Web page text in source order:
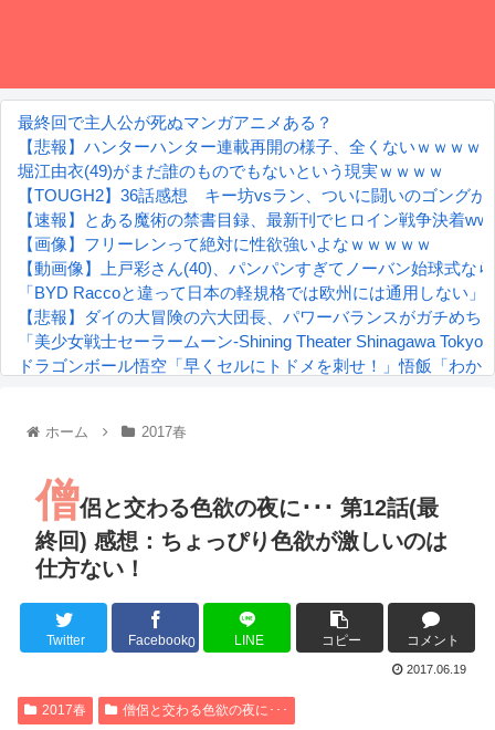
最終回で主人公が死ぬマンガアニメある？
【悲報】ハンターハンター連載再開の様子、全くないｗｗｗｗ
堀江由衣(49)がまだ誰のものでもないという現実ｗｗｗｗ
【TOUGH2】36話感想 キー坊vsラン、ついに闘いのゴングが
【速報】とある魔術の禁書目録、最新刊でヒロイン戦争決着
【画像】フリーレンって絶対に性欲強いよなｗｗｗｗｗ
【動画像】上戸彩さん(40)、パンパンすぎてノーバン始球式な
「BYD Raccoと違って日本の軽規格では欧州には通用しない
【悲報】ダイの大冒険の六大団長、パワーバランスがガチめち
「美少女戦士セーラームーン-Shining Theater Shinagawa
ドラゴンボール悟空「早くセルにトドメを刺せ！」悟飯「わ
『進撃の巨人』で一番面白いところってｗｗｗｗｗ
るろうに剣心 -明治剣客浪漫譚- 京都動乱 第33話の感想
同盟、帝国、フェザーン。生まれるなら何処がいいか問題！
Powered by livedoor 相互RSS
ホーム 2017春
僧侶と交わる色欲の夜に･･･ 第12話(最
終回) 感想：ちょっぴり色欲が激しいのは
仕方ない！
Twitter Facebook0 LINE コピー コメント
2017.06.19
2017春 僧侶と交わる色欲の夜に･･･